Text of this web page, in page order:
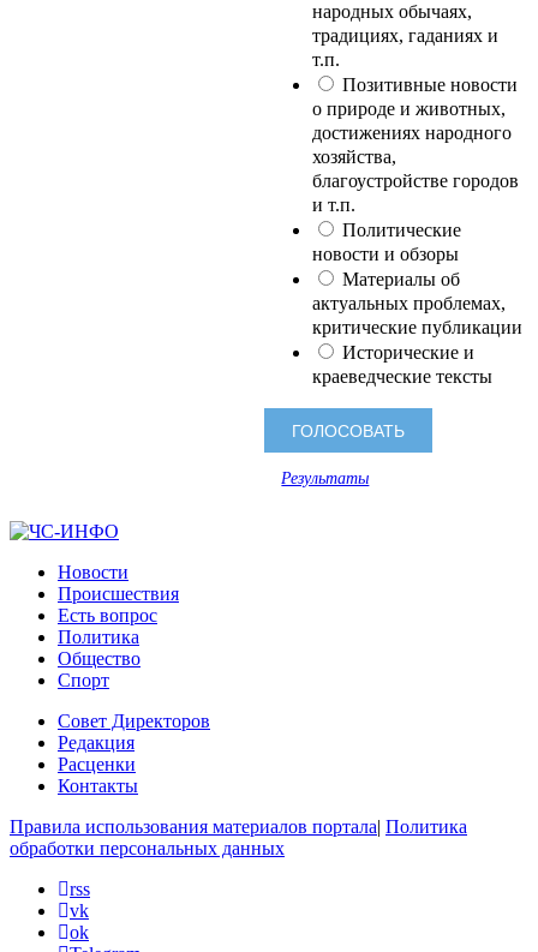
народных обычаях,
традициях, гаданиях и
т.п.
Позитивные новости
о природе и животных,
достижениях народного
хозяйства,
благоустройстве городов
и т.п.
Политические
новости и обзоры
Материалы об
актуальных проблемах,
критические публикации
Исторические и
краеведческие тексты
Результаты
Новости
Происшествия
Есть вопрос
Политика
Общество
Спорт
Совет Директоров
Редакция
Расценки
Контакты
Правила использования материалов портала| Политика
обработки персональных данных
rss
vk
ok